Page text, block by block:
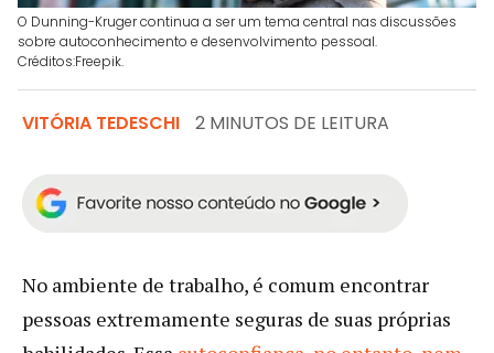
O Dunning-Kruger continua a ser um tema central nas discussões
sobre autoconhecimento e desenvolvimento pessoal.
Créditos:Freepik.
VITÓRIA TEDESCHI 2 MINUTOS DE LEITURA
No ambiente de trabalho, é comum encontrar
pessoas extremamente seguras de suas próprias